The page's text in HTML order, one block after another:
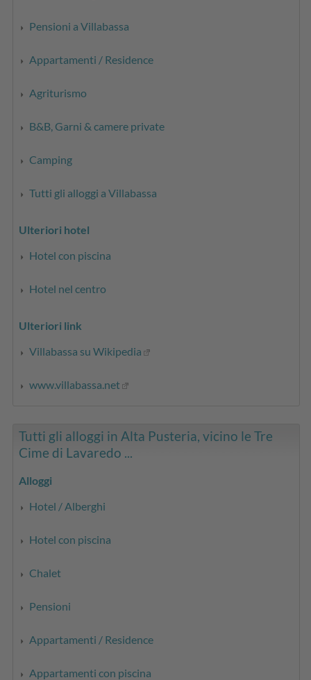
Pensioni a Villabassa
Appartamenti / Residence
Agriturismo
B&B, Garni & camere private
Camping
Tutti gli alloggi a Villabassa
Ulteriori hotel
Hotel con piscina
Hotel nel centro
Ulteriori link
Villabassa su Wikipedia
www.villabassa.net
Tutti gli alloggi in Alta Pusteria, vicino le Tre
Cime di Lavaredo ...
Alloggi
Hotel / Alberghi
Hotel con piscina
Chalet
Pensioni
Appartamenti / Residence
Appartamenti con piscina